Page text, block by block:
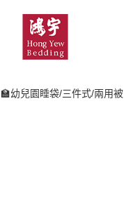
🏫幼兒園睡袋/三件式/兩用被